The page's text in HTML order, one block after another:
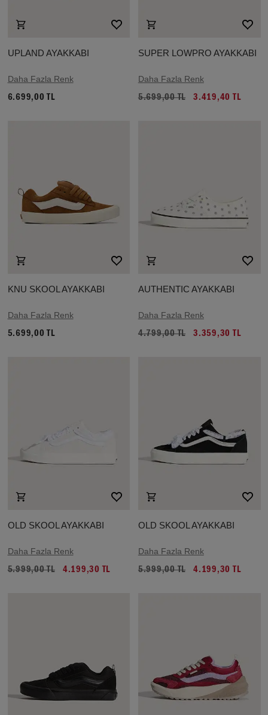
UPLAND AYAKKABI
Daha Fazla Renk
6.699,00 TL
SUPER LOWPRO AYAKKABI
Daha Fazla Renk
5.699,00 TL 3.419,40 TL
KNU SKOOL AYAKKABI
Daha Fazla Renk
5.699,00 TL
AUTHENTIC AYAKKABI
Daha Fazla Renk
4.799,00 TL 3.359,30 TL
OLD SKOOL AYAKKABI
Daha Fazla Renk
5.999,00 TL 4.199,30 TL
OLD SKOOL AYAKKABI
Daha Fazla Renk
5.999,00 TL 4.199,30 TL